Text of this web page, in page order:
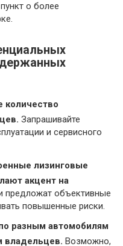
о более
количество
Запрашивайте
и сервисного
лизинговые
акцент на
предложат объективные
повышенные риски.
разным автомобилям
владельцев. Возможно,